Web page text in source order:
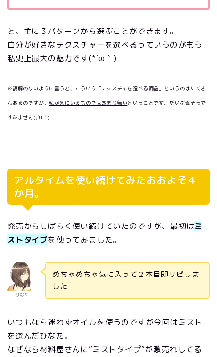
と、主に３パターンから選ぶことができます。
自分が好きなテクスチャーを選べるっていうのがもう
私史上最大の魅力です(*´ω｀)
※誤解のないように言うと、こういう「テクスチャを選べる商品」というのはたくさ
んあるのですが、私が気にいるものではあまり無いということです。だいぶ偉そうで
すみません(;´Д｀)
アルタイムを使い続けてみたおおよそ４
か月。
発売からしばらく使い続けていたのですが、最初はミ
ストタイプを使ってみました。
ひなた
めちゃめちゃ気に入って２本目即リピしま
した
いつもなら迷わずオイルを使うのですが今回はミスト
を選んだひなた。
なぜなら材料屋さんに”ミストタイプ”が激売れしてる